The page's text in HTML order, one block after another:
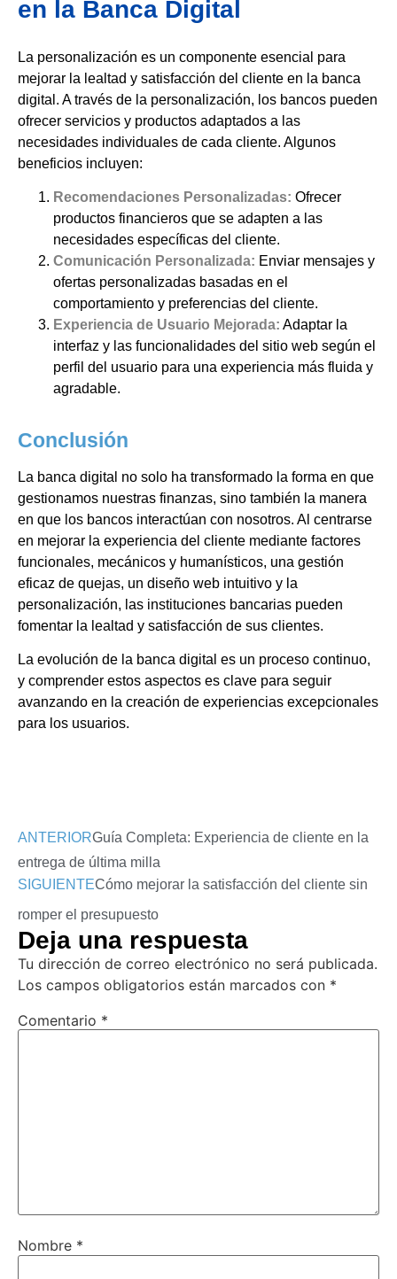
en la Banca Digital
La personalización es un componente esencial para
mejorar la lealtad y satisfacción del cliente en la banca
digital. A través de la personalización, los bancos pueden
ofrecer servicios y productos adaptados a las
necesidades individuales de cada cliente. Algunos
beneficios incluyen:
Recomendaciones Personalizadas: Ofrecer
productos financieros que se adapten a las
necesidades específicas del cliente.
Comunicación Personalizada: Enviar mensajes y
ofertas personalizadas basadas en el
comportamiento y preferencias del cliente.
Experiencia de Usuario Mejorada: Adaptar la
interfaz y las funcionalidades del sitio web según el
perfil del usuario para una experiencia más fluida y
agradable.
Conclusión
La banca digital no solo ha transformado la forma en que
gestionamos nuestras finanzas, sino también la manera
en que los bancos interactúan con nosotros. Al centrarse
en mejorar la experiencia del cliente mediante factores
funcionales, mecánicos y humanísticos, una gestión
eficaz de quejas, un diseño web intuitivo y la
personalización, las instituciones bancarias pueden
fomentar la lealtad y satisfacción de sus clientes.
La evolución de la banca digital es un proceso continuo,
y comprender estos aspectos es clave para seguir
avanzando en la creación de experiencias excepcionales
para los usuarios.
ANTERIORGuía Completa: Experiencia de cliente en la
entrega de última milla
SIGUIENTECómo mejorar la satisfacción del cliente sin
romper el presupuesto
Deja una respuesta
Tu dirección de correo electrónico no será publicada.
Los campos obligatorios están marcados con *
Comentario *
Nombre *